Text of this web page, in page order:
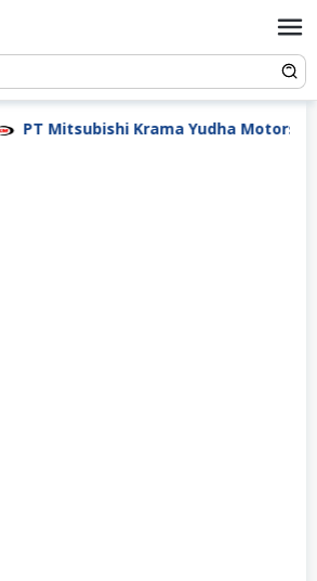
PT Mitsubishi Krama Yudha Motors